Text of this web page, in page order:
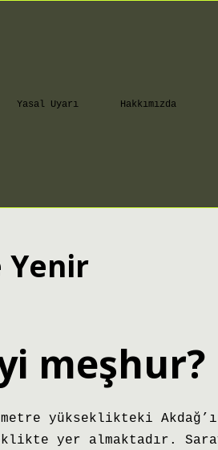
Yasal Uyarı Hakkımızda
Yenir
meşhur?
yükseklikteki
yer almaktadır.